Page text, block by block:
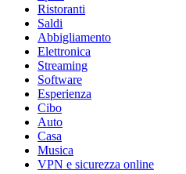
Ristoranti
Saldi
Abbigliamento
Elettronica
Streaming
Software
Esperienza
Cibo
Auto
Casa
Musica
VPN e sicurezza online